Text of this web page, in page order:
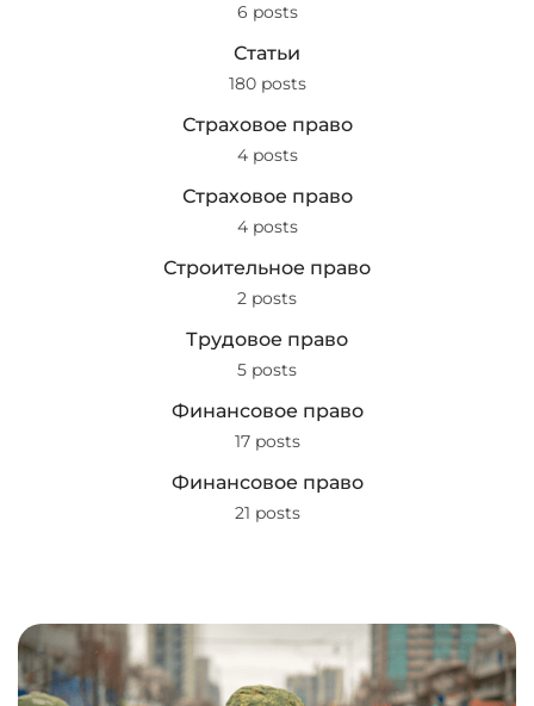
6 posts
Статьи
180 posts
Страховое право
4 posts
Страховое право
4 posts
Строительное право
2 posts
Трудовое право
5 posts
Финансовое право
17 posts
Финансовое право
21 posts